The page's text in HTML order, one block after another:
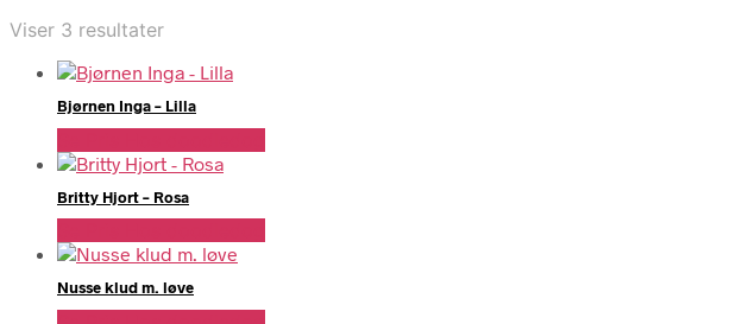
Viser 3 resultaterSorteret
seneste
Bjørnen Inga – Lilla
Britty Hjort – Rosa
Nusse klud m. løve